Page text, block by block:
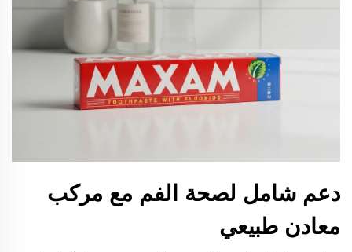
دعم شامل لصحة الفم مع مركب
معادن طبيعي